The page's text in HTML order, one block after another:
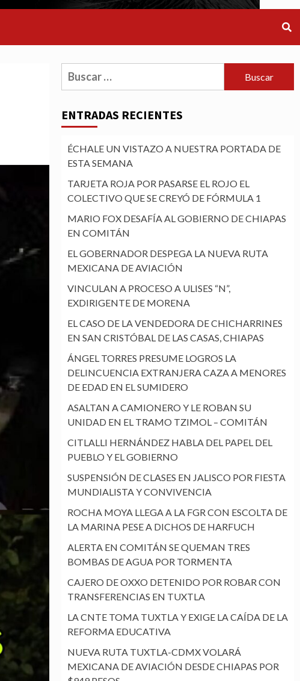
Buscar:
ENTRADAS RECIENTES
ÉCHALE UN VISTAZO A NUESTRA PORTADA DE
ESTA SEMANA
TARJETA ROJA POR PASARSE EL ROJO EL
COLECTIVO QUE SE CREYÓ DE FÓRMULA 1
MARIO FOX DESAFÍA AL GOBIERNO DE CHIAPAS
EN COMITÁN
EL GOBERNADOR DESPEGA LA NUEVA RUTA
MEXICANA DE AVIACIÓN
VINCULAN A PROCESO A ULISES “N”,
EXDIRIGENTE DE MORENA
EL CASO DE LA VENDEDORA DE CHICHARRINES
EN SAN CRISTÓBAL DE LAS CASAS, CHIAPAS
ÁNGEL TORRES PRESUME LOGROS LA
DELINCUENCIA EXTRANJERA CAZA A MENORES
DE EDAD EN EL SUMIDERO
ASALTAN A CAMIONERO Y LE ROBAN SU
UNIDAD EN EL TRAMO TZIMOL – COMITÁN
CITLALLI HERNÁNDEZ HABLA DEL PAPEL DEL
PUEBLO Y EL GOBIERNO
SUSPENSIÓN DE CLASES EN JALISCO POR FIESTA
MUNDIALISTA Y CONVIVENCIA
ROCHA MOYA LLEGA A LA FGR CON ESCOLTA DE
LA MARINA PESE A DICHOS DE HARFUCH
ALERTA EN COMITÁN SE QUEMAN TRES
BOMBAS DE AGUA POR TORMENTA
CAJERO DE OXXO DETENIDO POR ROBAR CON
TRANSFERENCIAS EN TUXTLA
LA CNTE TOMA TUXTLA Y EXIGE LA CAÍDA DE LA
REFORMA EDUCATIVA
NUEVA RUTA TUXTLA-CDMX VOLARÁ
MEXICANA DE AVIACIÓN DESDE CHIAPAS POR